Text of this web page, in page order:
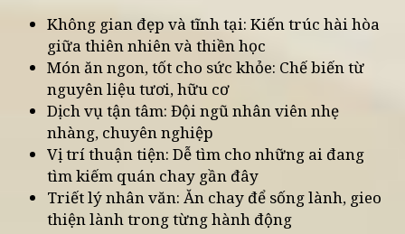
Với Vị Lai, mỗi bữa ăn là một hành trình chữa
lành, giúp người ăn không chỉ no bụng mà còn
thấy lòng nhẹ nhàng hơn.
6. Vì sao Vị Lai là quán chay được yêu thích
nhất Hà Nội
Không gian đẹp và tĩnh tại: Kiến trúc hài hòa